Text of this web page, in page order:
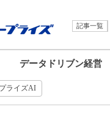
記事一覧
データドリブン経営
ライズAI